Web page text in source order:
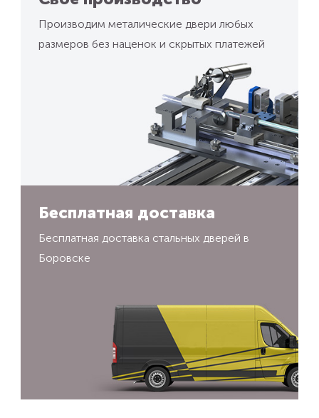
Производим металические двери любых
размеров без наценок и скрытых платежей
Бесплатная доставка
Бесплатная доставка стальных дверей в
Боровске